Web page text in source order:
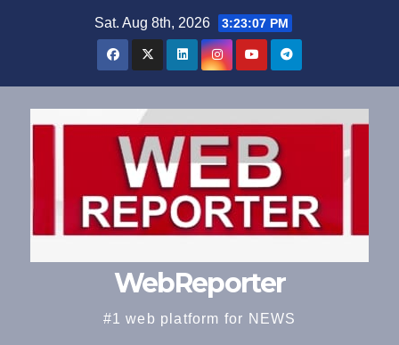
Sat. Aug 8th, 2026 3:23:08 PM
WebReporter
#1 web platform for NEWS